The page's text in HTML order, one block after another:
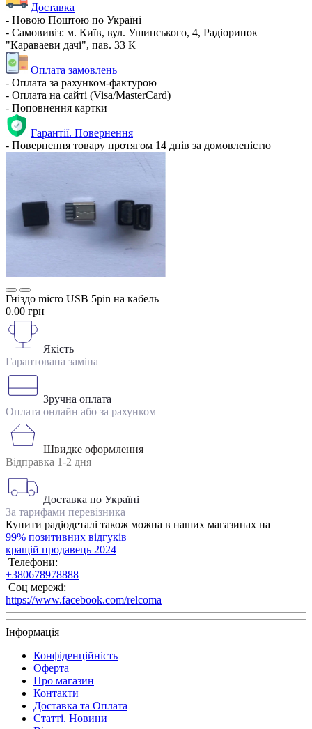
Доставка
- Новою Поштою по Україні
- Самовивіз: м. Київ, вул. Ушинського, 4, Радіоринок
"Караваеви дачі", пав. 33 К
Оплата замовлень
- Оплата за рахунком-фактурою
- Оплата на сайті (Visa/MasterCard)
- Поповнення картки
Гарантії. Повернення
- Повернення товару протягом 14 днів за домовленістю
Гніздо micro USB 5pin на кабель
0.00 грн
Якість
Гарантована заміна
Зручна оплата
Оплата онлайн або за рахунком
Швидке оформлення
Відправка 1-2 дня
Доставка по Україні
За тарифами перевізника
Купити радіодеталі також можна в наших магазинах на
99% позитивних відгуків
кращій продавець 2024
Телефони:
+380678978888
Соц мережі:
https://www.facebook.com/relcoma
Інформація
Конфіденційність
Оферта
Про магазин
Контакти
Доставка та Оплата
Статті. Новини